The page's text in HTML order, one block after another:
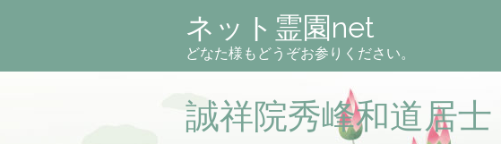
ネット霊園net
どなた様もどうぞお参りください。
誠祥院秀峰和道